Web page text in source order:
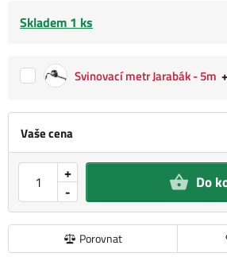
Vaše cena
-
+ Do
Porovnat
Skladem 1 ks
Svinovací metr Jarabák - 5m